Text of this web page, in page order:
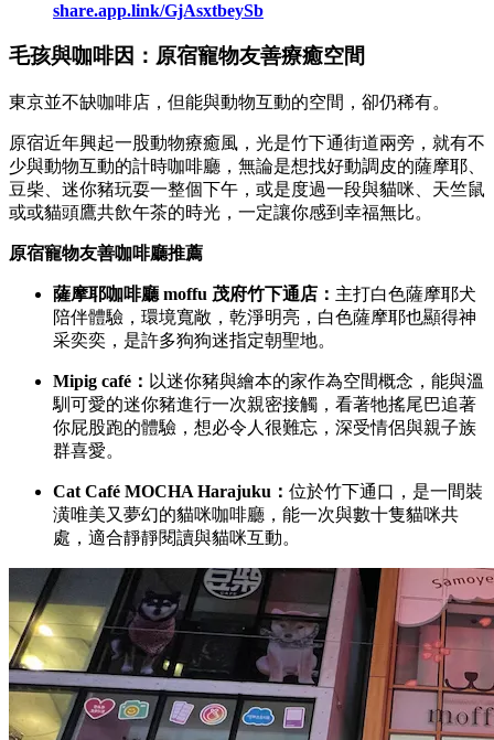
share.app.link/GjAsxtbeySb
毛孩與咖啡因：原宿寵物友善療癒空間
東京並不缺咖啡店，但能與動物互動的空間，卻仍稀有。
原宿近年興起一股動物療癒風，光是竹下通街道兩旁，就有不
少與動物互動的計時咖啡廳，無論是想找好動調皮的薩摩耶、
豆柴、迷你豬玩耍一整個下午，或是度過一段與貓咪、天竺鼠
或或貓頭鷹共飲午茶的時光，一定讓你感到幸福無比。
原宿寵物友善咖啡廳推薦
薩摩耶咖啡廳 moffu 茂府竹下通店： 主打白色薩摩耶犬
陪伴體驗，環境寬敞，乾淨明亮，白色薩摩耶也顯得神
采奕奕，是許多狗狗迷指定朝聖地。
Mipig café： 以迷你豬與繪本的家作為空間概念，能與溫
馴可愛的迷你豬進行一次親密接觸，看著牠搖尾巴追著
你屁股跑的體驗，想必令人很難忘，深受情侶與親子族
群喜愛。
Cat Café MOCHA Harajuku： 位於竹下通口，是一間裝
潢唯美又夢幻的貓咪咖啡廳，能一次與數十隻貓咪共
處，適合靜靜閱讀與貓咪互動。